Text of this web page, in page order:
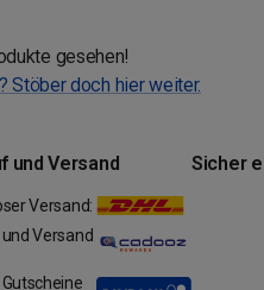
gesehen!
Stöber doch hier weiter.
und Versand
Versand:
Versand
Sicher